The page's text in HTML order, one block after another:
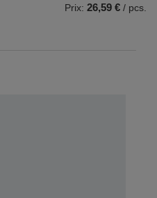
Prix: 26,59 € / pcs.